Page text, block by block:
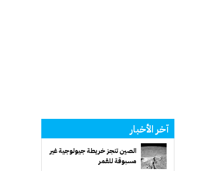
آخر الأخبار
الصين تنجز خريطة جيولوجية غير
مسبوقة للقمر